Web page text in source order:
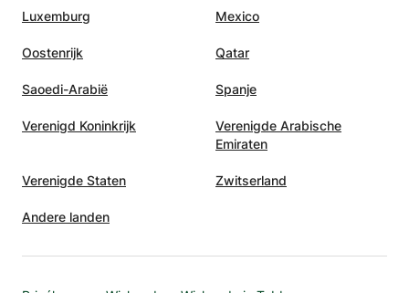
Luxemburg Mexico
Oostenrijk Qatar
Saoedi-Arabië Spanje
Verenigd Koninkrijk
Verenigde Arabische
Emiraten
Verenigde Staten Zwitserland
Andere landen